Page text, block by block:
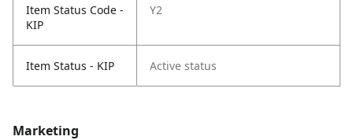
Item Status Code -
KIP
Y2
Item Status - KIP Active status
Marketing